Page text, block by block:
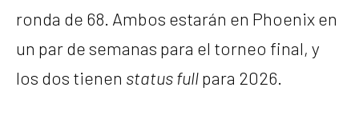
ronda de 68. Ambos estarán en Phoenix en
un par de semanas para el torneo final, y
los dos tienen status fullpara 2026.